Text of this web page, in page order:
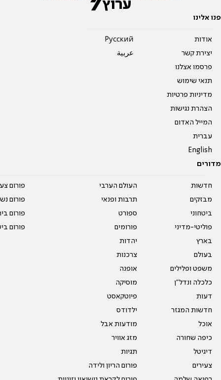
פנו אלינו
אודות
יצירת קשר
פרסמו אצלנו
תנאי שימוש
מדיניות פרטיות
הצהרת נגישות
המייל האדום
עברית
English
Pусский
عربية
מדורים
חדשות
מבזקים
ביטחוני
פוליטי-מדיני
בארץ
בעולם
משפט ופלילים
כלכלה ונדל"ן
דעות
חדשות המגזר
אוכל
כיפה שחורה
דיגיטל
צעירים
העולם הערבי
תרבות ופנאי
ספורט
פורומים
יהדות
צרכנות
אופנה
מוסיקה
פיוטקאסט
ילדודס
מודעות אבל
מזג אוויר
תגיות
פורום הריון ולידה
פורום
פורום
פורום
פורום